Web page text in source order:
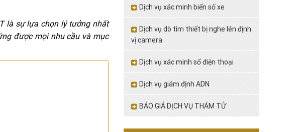
là sự lựa chọn lý tưởng nhất
được mọi nhu cầu và mục
Dịch vụ xác minh biển số xe
Dịch vụ dò tìm thiết bị nghe lén định
vị camera
Dịch vụ xác minh số điện thoại
Dịch vụ giám định ADN
BÁO GIÁ DỊCH VỤ THÁM TỬ